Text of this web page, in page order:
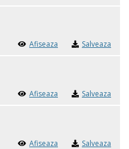
Afiseaza Salveaza
Afiseaza Salveaza
Afiseaza Salveaza